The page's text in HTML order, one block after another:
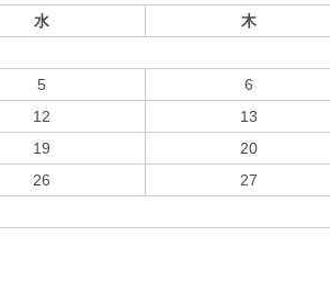
水 木
5 6
12 13
19 20
26 27